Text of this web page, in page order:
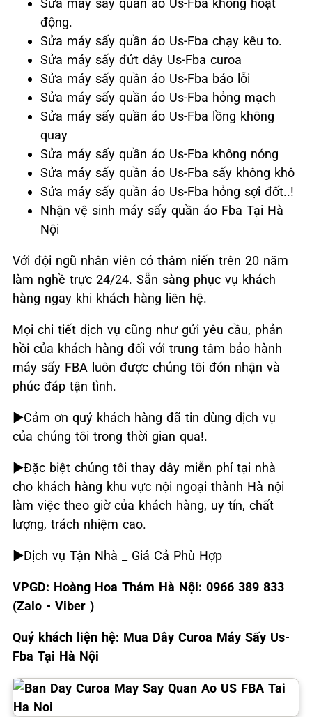
Sửa máy sấy quần áo Us-Fba không hoạt
động.
Sửa máy sấy quần áo Us-Fba chạy kêu to.
Sửa máy sấy đứt dây Us-Fba curoa
Sửa máy sấy quần áo Us-Fba báo lỗi
Sửa máy sấy quần áo Us-Fba hỏng mạch
Sửa máy sấy quần áo Us-Fba lồng không
quay
Sửa máy sấy quần áo Us-Fba không nóng
Sửa máy sấy quần áo Us-Fba sấy không khô
Sửa máy sấy quần áo Us-Fba hỏng sợi đốt..!
Nhận vệ sinh máy sấy quần áo Fba Tại Hà
Nội
Với đội ngũ nhân viên có thâm niến trên 20 năm
làm nghề trực 24/24. Sẵn sàng phục vụ khách
hàng ngay khi khách hàng liên hệ.
Mọi chi tiết dịch vụ cũng như gửi yêu cầu, phản
hồi của khách hàng đối với trung tâm bảo hành
máy sấy FBA luôn được chúng tôi đón nhận và
phúc đáp tận tình.
►Cảm ơn quý khách hàng đã tin dùng dịch vụ
của chúng tôi trong thời gian qua!.
►Đặc biệt chúng tôi thay dây miễn phí tại nhà
cho khách hàng khu vực nội ngoại thành Hà nội
làm việc theo giờ của khách hàng, uy tín, chất
lượng, trách nhiệm cao.
►Dịch vụ Tận Nhà _ Giá Cả Phù Hợp
VPGD: Hoàng Hoa Thám Hà Nội: 0966 389 833
(Zalo - Viber )
Quý khách liện hệ: Mua Dây Curoa Máy Sấy Us-
Fba Tại Hà Nội